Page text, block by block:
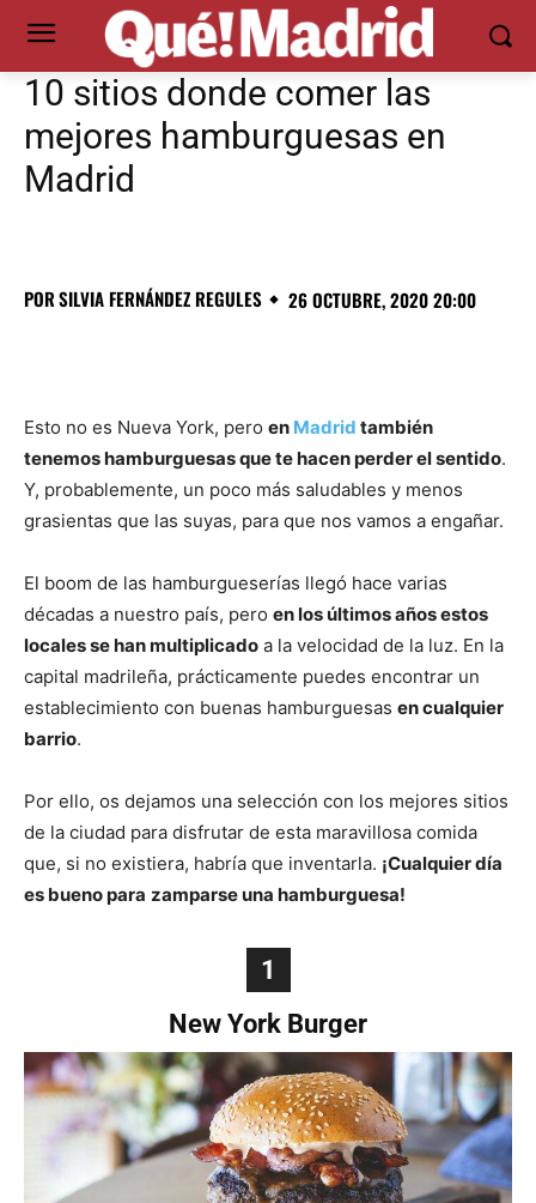
10 sitios donde comer las
mejores hamburguesas en
Madrid
PORSILVIA FERNÁNDEZ REGULES 26 OCTUBRE, 2020 20:00
Esto no es Nueva York, pero en Madrid también
tenemos hamburguesas que te hacen perder el sentido.
Y, probablemente, un poco más saludables y menos
grasientas que las suyas, para que nos vamos a engañar.
El boom de las hamburgueserías llegó hace varias
décadas a nuestro país, pero en los últimos años estos
locales se han multiplicado a la velocidad de la luz. En la
capital madrileña, prácticamente puedes encontrar un
establecimiento con buenas hamburguesas en cualquier
barrio.
Por ello, os dejamos una selección con los mejores sitios
de la ciudad para disfrutar de esta maravillosa comida
que, si no existiera, habría que inventarla. ¡Cualquier día
es bueno para zamparse una hamburguesa!
1
New York Burger